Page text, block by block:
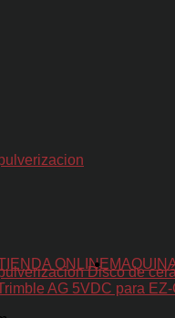
ONLINE
Disco de
AG 5VDC para